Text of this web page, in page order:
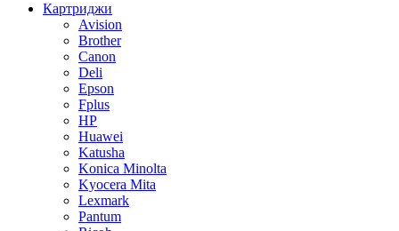
Картриджи
Avision
Brother
Canon
Deli
Epson
Fplus
HP
Huawei
Katusha
Konica Minolta
Kyocera Mita
Lexmark
Pantum